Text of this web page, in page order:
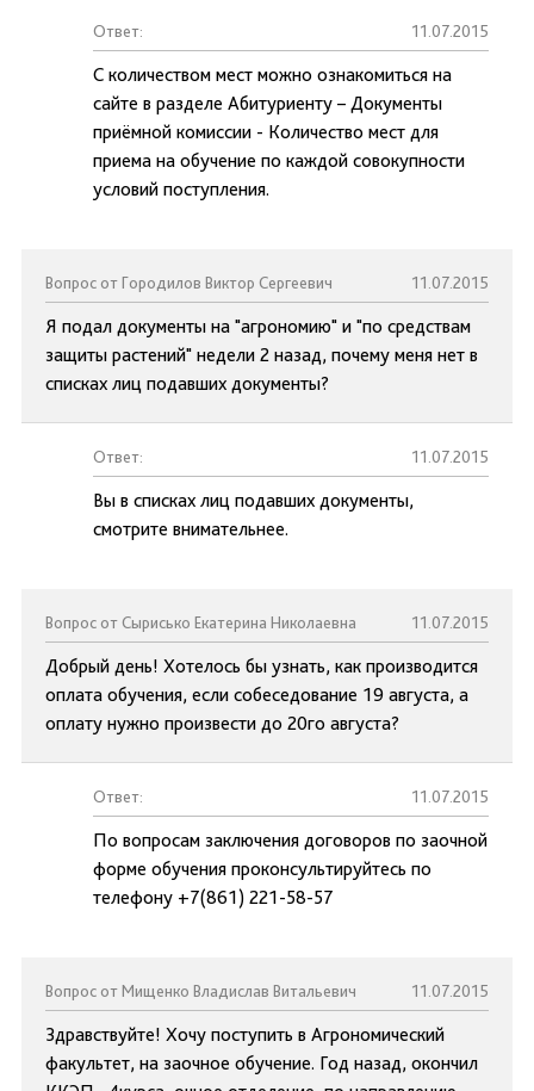
Ответ: 11.07.2015
С количеством мест можно ознакомиться на
сайте в разделе Абитуриенту – Документы
приёмной комиссии - Количество мест для
приема на обучение по каждой совокупности
условий поступления.
Вопрос от Городилов Виктор Сергеевич 11.07.2015
Я подал документы на "агрономию" и "по средствам
защиты растений" недели 2 назад, почему меня нет в
списках лиц подавших документы?
Ответ: 11.07.2015
Вы в списках лиц подавших документы,
смотрите внимательнее.
Вопрос от Сырисько Екатерина Николаевна 11.07.2015
Добрый день! Хотелось бы узнать, как производится
оплата обучения, если собеседование 19 августа, а
оплату нужно произвести до 20го августа?
Ответ: 11.07.2015
По вопросам заключения договоров по заочной
форме обучения проконсультируйтесь по
телефону +7(861) 221-58-57
Вопрос от Мищенко Владислав Витальевич 11.07.2015
Здравствуйте! Хочу поступить в Агрономический
факультет, на заочное обучение. Год назад, окончил